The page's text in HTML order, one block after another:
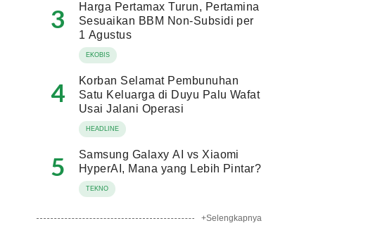
3
Harga Pertamax Turun, Pertamina
Sesuaikan BBM Non-Subsidi per
1 Agustus
EKOBIS
4
Korban Selamat Pembunuhan
Satu Keluarga di Duyu Palu Wafat
Usai Jalani Operasi
HEADLINE
5
Samsung Galaxy AI vs Xiaomi
HyperAI, Mana yang Lebih Pintar?
TEKNO
+Selengkapnya